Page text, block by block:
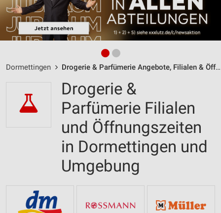
Dormettingen Drogerie & Parfümerie Angebote, Filialen & Öffnungszeiten
Drogerie &
Parfümerie Filialen
und Öffnungszeiten
in Dormettingen und
Umgebung